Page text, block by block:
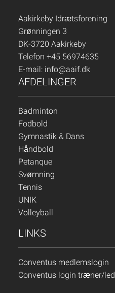
Aakirkeby Idrætsforening
Grønningen 3
DK-3720 Aakirkeby
Telefon +45 56974635
E-mail: info@aaif.dk
AFDELINGER
Badminton
Fodbold
Gymnastik & Dans
Håndbold
Petanque
Svømning
Tennis
UNIK
Volleyball
LINKS
Conventus medlemslogin
Conventus login træner/